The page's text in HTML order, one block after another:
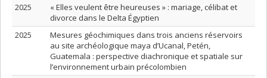
2025
« Elles veulent être heureuses » : mariage, célibat et
divorce dans le Delta Égyptien
2025
Mesures géochimiques dans trois anciens réservoirs
au site archéologique maya d’Ucanal, Petén,
Guatemala : perspective diachronique et spatiale sur
l’environnement urbain précolombien